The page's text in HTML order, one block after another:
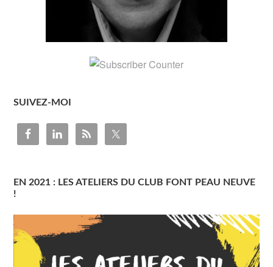
SUIVEZ-MOI
EN 2021 : LES ATELIERS DU CLUB FONT PEAU NEUVE
!